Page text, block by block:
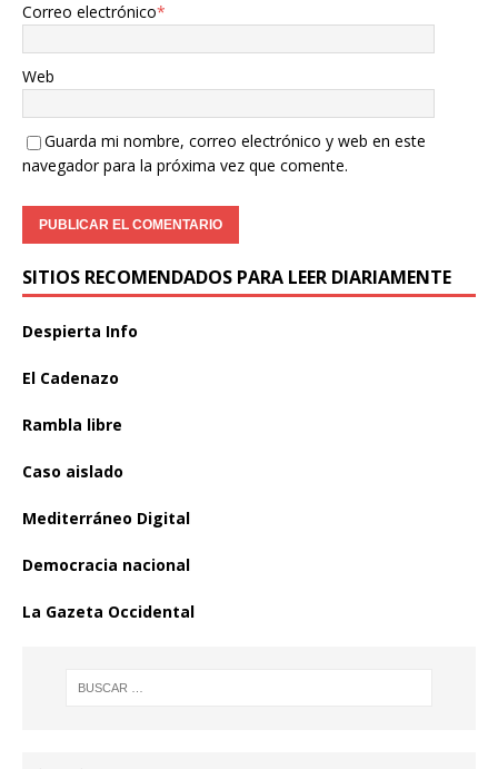
Correo electrónico*
Web
Guarda mi nombre, correo electrónico y web en este
navegador para la próxima vez que comente.
SITIOS RECOMENDADOS PARA LEER DIARIAMENTE
Despierta Info
El Cadenazo
Rambla libre
Caso aislado
Mediterráneo Digital
Democracia nacional
La Gazeta Occidental